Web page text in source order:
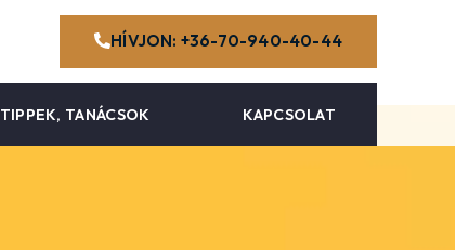
HÍVJON: +36-70-940-40-44
TIPPEK, TANÁCSOK KAPCSOLAT